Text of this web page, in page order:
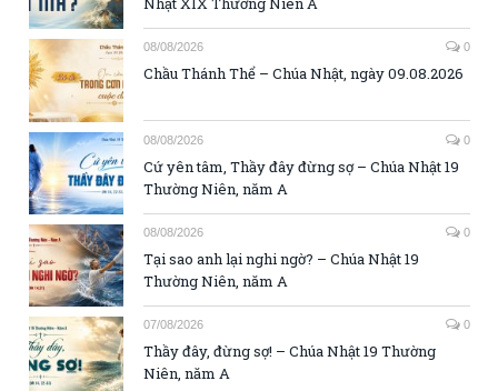
08/08/2026 0
Chầu Thánh Thể – Chúa Nhật, ngày 09.08.2026
08/08/2026 0
Cứ yên tâm, Thầy đây đừng sợ – Chúa Nhật 19
Thường Niên, năm A
08/08/2026 0
Tại sao anh lại nghi ngờ? – Chúa Nhật 19
Thường Niên, năm A
07/08/2026 0
Thầy đây, đừng sợ! – Chúa Nhật 19 Thường
Niên, năm A